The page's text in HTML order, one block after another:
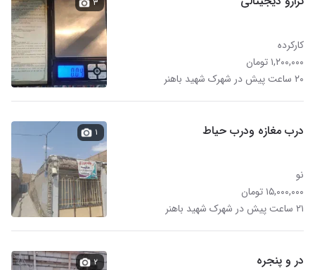
کارکرده
۱,۲۰۰,۰۰۰ تومان
۲۰ ساعت پیش در شهرک شهید باهنر
درب مغازه ودرب حیاط
نو
۱۵,۰۰۰,۰۰۰ تومان
۲۱ ساعت پیش در شهرک شهید باهنر
۱
در و پنجره ۲